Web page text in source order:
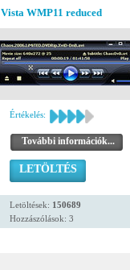
Vista WMP11 reduced
Értékelés:
További információk...
LETÖLTÉS
Letöltések: 150689
Hozzászólások: 3